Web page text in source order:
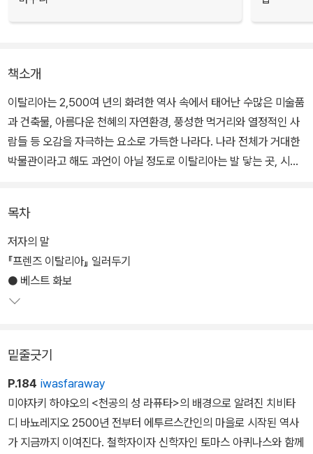
책소개
이탈리아는 2,500여 년의 화려한 역사 속에서 태어난 수많은 미술품
과 건축물, 아름다운 천혜의 자연환경, 풍성한 먹거리와 열정적인 사
람들 등 오감을 자극하는 요소로 가득한 나라다. 나라 전체가 거대한
박물관이라고 해도 과언이 아닐 정도로 이탈리아는 발 닿는 곳, 시선
로 떠나보자.
<프렌즈 이탈리아 24~25> 개정판은 저자가 2024년 7월까지 취재
한 최신 이탈리아 여행 정보를 담고 있다. 주요 명소의 입장료와 교통
정보 등을 최신 데이터로 업데이트한 것은 물론, 어디서도 구하기 힘
근교 여행지 두 곳, 아름다운 해변이 인상적인 ‘폴리냐노 아 마레’와
흰색 가옥이 특징인 ‘오스투니’를 추가로 소개하여 여행의 풍요로움
을 더했다.
목차
저자의 말
『프렌즈 이탈리아』 일러두기
● 베스트 화보
밑줄긋기
P.184 iwasfaraway
미야자키 하야오의 <천공의 성 라퓨타>의 배경으로 알려진 치비타
디 바뇨레지오 2500년 전부터 에투르스칸인의 마을로 시작된 역사
가 지금까지 이여진다. 철학자이자 신학자인 토마스 아퀴나스와 함께